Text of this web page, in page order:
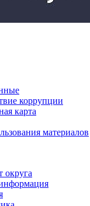
коррупции
карта
материалов
округа